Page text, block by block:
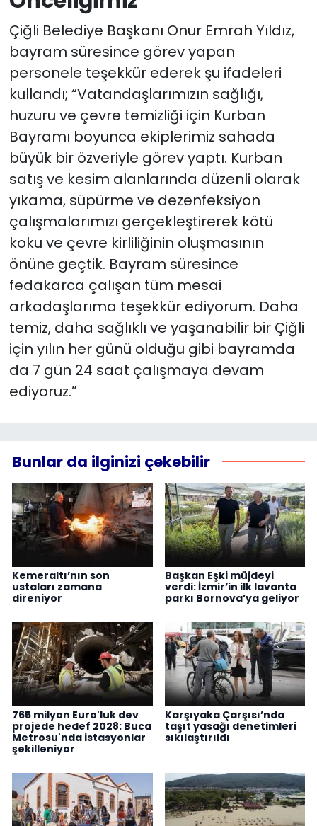
Çiğli Belediye Başkanı Onur Emrah Yıldız,
bayram süresince görev yapan
personele teşekkür ederek şu ifadeleri
kullandı; “Vatandaşlarımızın sağlığı,
huzuru ve çevre temizliği için Kurban
Bayramı boyunca ekiplerimiz sahada
büyük bir özveriyle görev yaptı. Kurban
satış ve kesim alanlarında düzenli olarak
yıkama, süpürme ve dezenfeksiyon
çalışmalarımızı gerçekleştirerek kötü
koku ve çevre kirliliğinin oluşmasının
önüne geçtik. Bayram süresince
fedakarca çalışan tüm mesai
arkadaşlarıma teşekkür ediyorum. Daha
temiz, daha sağlıklı ve yaşanabilir bir Çiğli
için yılın her günü olduğu gibi bayramda
da 7 gün 24 saat çalışmaya devam
ediyoruz.”
Bunlar da ilginizi çekebilir
Kemeraltı’nın son
ustaları zamana
direniyor
Başkan Eşki müjdeyi
verdi: İzmir’in ilk lavanta
parkı Bornova’ya geliyor
765 milyon Euro'luk dev
projede hedef 2028: Buca
Metrosu'nda istasyonlar
şekilleniyor
Karşıyaka Çarşısı’nda
taşıt yasağı denetimleri
sıkılaştırıldı